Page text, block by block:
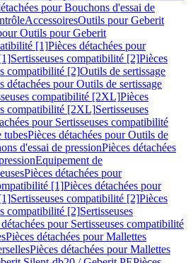
pour Bouchons d'essai de
AccessoiresOutils pour Geberit
Outils pour Geberit
[1]Pièces détachées pour
Sertisseuses compatibilité [2]Pièces
compatibilité [2]Outils de sertissage
détachées pour Outils de sertissage
compatibilité [2XL]Pièces
compatibilité [2XL]Sertisseuses
pour Sertisseuses compatibilité
tubesPièces détachées pour Outils de
d'essai de pressionPièces détachées
Equipement de
Pièces détachées pour
[1]Pièces détachées pour
Sertisseuses compatibilité [2]Pièces
compatibilité [2]Sertisseuses
pour Sertisseuses compatibilité
Pièces détachées pour Mallettes
Pièces détachées pour Mallettes